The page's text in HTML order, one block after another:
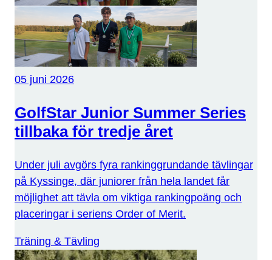
05 juni 2026
GolfStar Junior Summer Series
tillbaka för tredje året
Under juli avgörs fyra rankinggrundande tävlingar
på Kyssinge, där juniorer från hela landet får
möjlighet att tävla om viktiga rankingpoäng och
placeringar i seriens Order of Merit.
Träning & Tävling